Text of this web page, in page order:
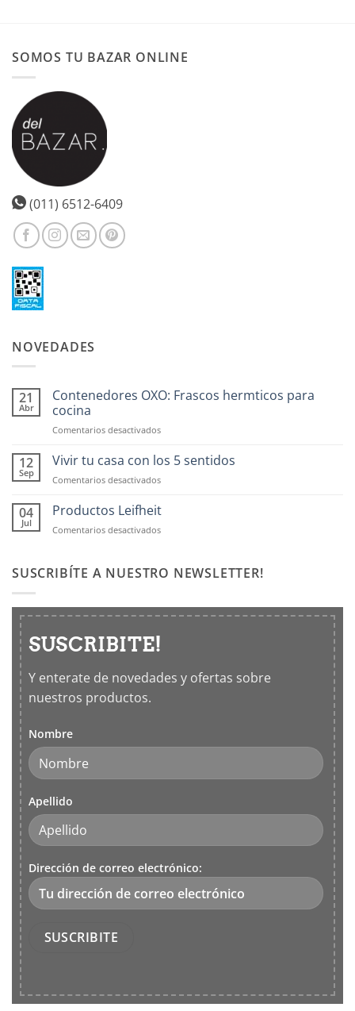
SOMOS TU BAZAR ONLINE
(011) 6512-6409
NOVEDADES
21
Abr
Contenedores OXO: Frascos hermticos para
cocina
Comentarios desactivadosen
OXO:
hermticos
cocina
12
Sep
Vivir tu casa con los 5 sentidos
Comentarios desactivadosen
tu
con
sentidos
04
Jul
Productos Leifheit
Comentarios desactivadosen
SUSCRIBÍTE A NUESTRO NEWSLETTER!
SUSCRIBITE!
Y enterate de novedades y ofertas sobre
nuestros productos.
Nombre
Apellido
Dirección de correo electrónico: